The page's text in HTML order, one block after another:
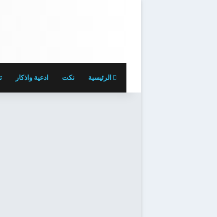
الرئيسية نكت ادعية واذكار